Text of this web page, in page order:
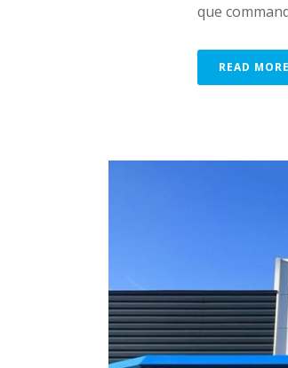
que
READ MORE